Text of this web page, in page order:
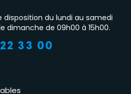
du lundi au samedi
dimanche de 09h00 à 15h00.
33 00